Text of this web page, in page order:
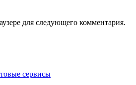
для следующего комментария.
сервисы